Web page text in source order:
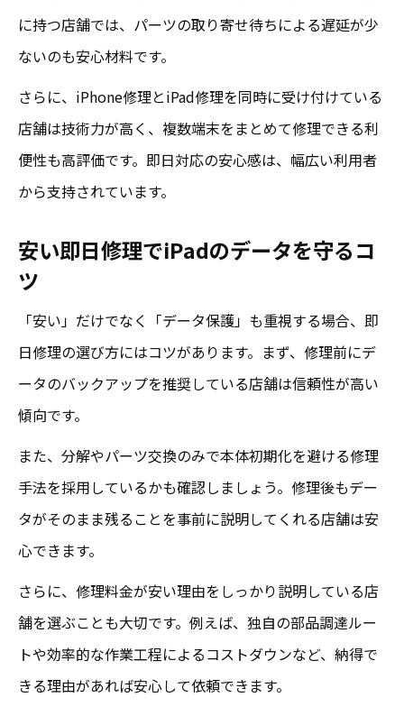
に持つ店舗では、パーツの取り寄せ待ちによる遅延が少
ないのも安心材料です。
さらに、iPhone修理とiPad修理を同時に受け付けている
店舗は技術力が高く、複数端末をまとめて修理できる利
便性も高評価です。即日対応の安心感は、幅広い利用者
から支持されています。
安い即日修理でiPadのデータを守るコ
ツ
「安い」だけでなく「データ保護」も重視する場合、即
日修理の選び方にはコツがあります。まず、修理前にデ
ータのバックアップを推奨している店舗は信頼性が高い
傾向です。
また、分解やパーツ交換のみで本体初期化を避ける修理
手法を採用しているかも確認しましょう。修理後もデー
タがそのまま残ることを事前に説明してくれる店舗は安
心できます。
さらに、修理料金が安い理由をしっかり説明している店
舗を選ぶことも大切です。例えば、独自の部品調達ルー
トや効率的な作業工程によるコストダウンなど、納得で
きる理由があれば安心して依頼できます。